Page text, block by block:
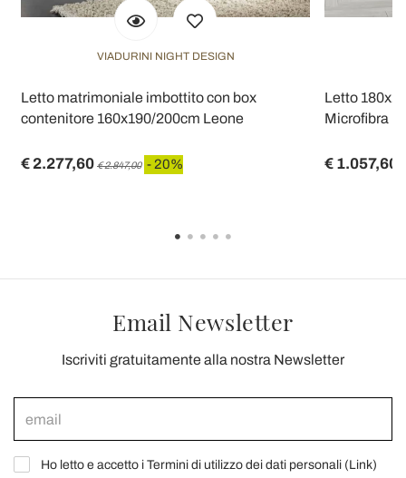
VIADURINI NIGHT DESIGN
Letto matrimoniale imbottito con box
contenitore 160x190/200cm Leone
€ 2.277,60 € 2.847,00 - 20%
Letto
Microfibra
€ 1.057,60
Email Newsletter
Iscriviti gratuitamente alla nostra Newsletter
Ho letto e accetto i Termini di utilizzo dei dati personali (Link)